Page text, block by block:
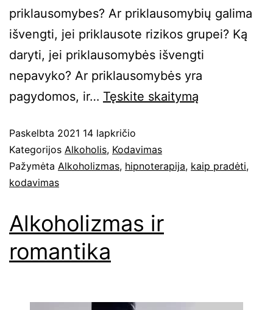
priklausomybes? Ar priklausomybių galima
išvengti, jei priklausote rizikos grupei? Ką
daryti, jei priklausomybės išvengti
nepavyko? Ar priklausomybės yra
pagydomos, ir… Tęskite skaitymą
Paskelbta 2021 14 lapkričio
Kategorijos Alkoholis, Kodavimas
Pažymėta Alkoholizmas, hipnoterapija, kaip pradėti,
kodavimas
Alkoholizmas ir
romantika